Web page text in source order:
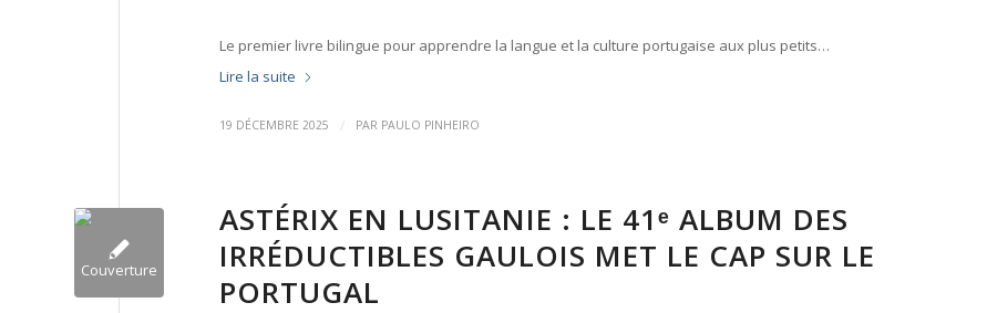
Le premier livre bilingue pour apprendre la langue et la culture portugaise aux plus petits…
Lire la suite
19 DÉCEMBRE 2025 / PAR PAULO PINHEIRO
ASTÉRIX EN LUSITANIE : LE 41ᵉ ALBUM DES
IRRÉDUCTIBLES GAULOIS MET LE CAP SUR LE
PORTUGAL